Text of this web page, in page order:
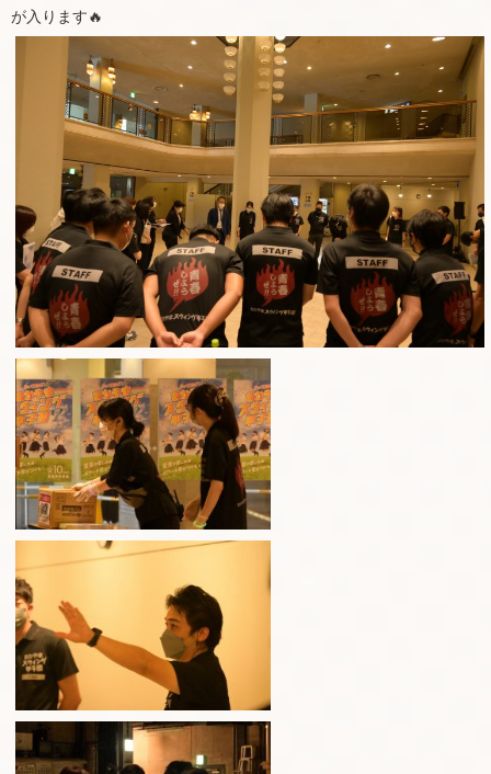
が入ります🔥